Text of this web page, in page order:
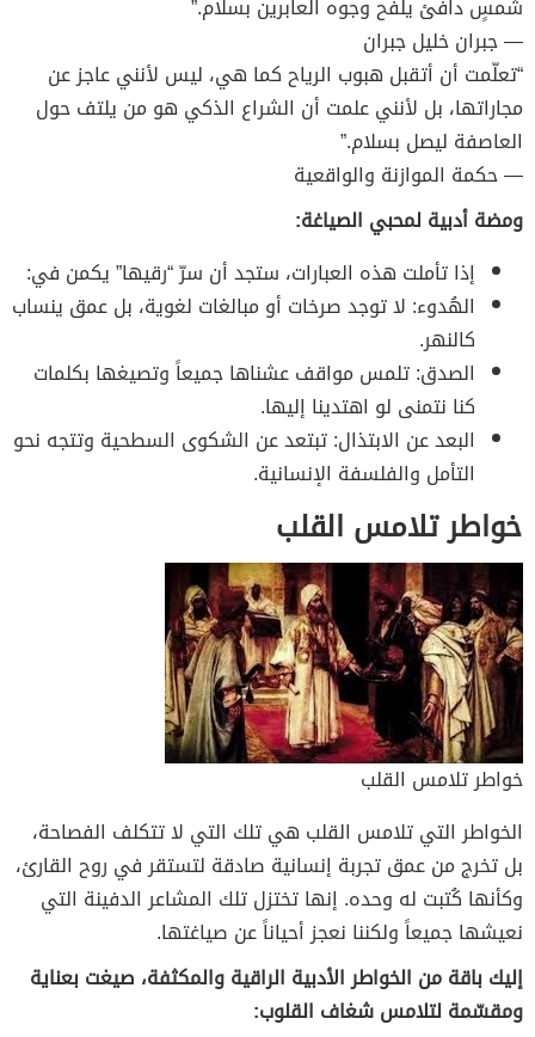
شمسٍ دافئ يلفح وجوه العابرين بسلام.”
— جبران خليل جبران
“تعلّمت أن أتقبل هبوب الرياح كما هي، ليس لأنني عاجز عن
مجاراتها، بل لأنني علمت أن الشراع الذكي هو من يلتف حول
العاصفة ليصل بسلام.”
— حكمة الموازنة والواقعية
ومضة أدبية لمحبي الصياغة:
إذا تأملت هذه العبارات، ستجد أن سرّ “رقيها” يكمن في:
الهُدوء: لا توجد صرخات أو مبالغات لغوية، بل عمق ينساب
كالنهر.
الصدق: تلمس مواقف عشناها جميعاً وتصيغها بكلمات
كنا نتمنى لو اهتدينا إليها.
البعد عن الابتذال: تبتعد عن الشكوى السطحية وتتجه نحو
التأمل والفلسفة الإنسانية.
خواطر تلامس القلب
خواطر تلامس القلب
الخواطر التي تلامس القلب هي تلك التي لا تتكلف الفصاحة،
بل تخرج من عمق تجربة إنسانية صادقة لتستقر في روح القارئ،
وكأنها كُتبت له وحده. إنها تختزل تلك المشاعر الدفينة التي
نعيشها جميعاً ولكننا نعجز أحياناً عن صياغتها.
إليك باقة من الخواطر الأدبية الراقية والمكثفة، صيغت بعناية
ومقسّمة لتلامس شغاف القلوب: